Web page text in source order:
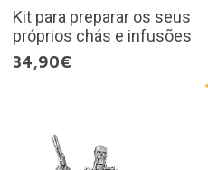
Kit para preparar os seus
próprios chás e infusões
34,90€